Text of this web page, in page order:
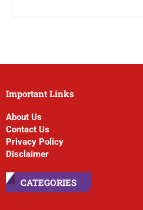
Important Links
About Us
Contact Us
Privacy Policy
Disclaimer
CATEGORIES